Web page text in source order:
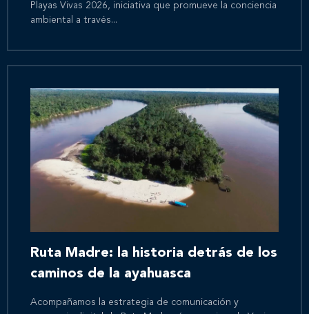
Playas Vivas 2026, iniciativa que promueve la conciencia
ambiental a través...
Ruta Madre: la historia detrás de los
caminos de la ayahuasca
Acompañamos la estrategia de comunicación y